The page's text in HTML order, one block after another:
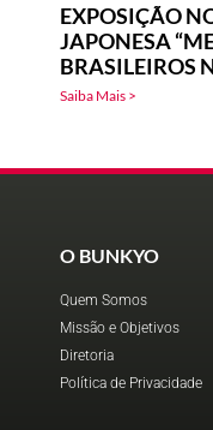
EXPOSIÇÃO
JAPONESA
BRASILEIROS
Saiba Mais >
O BUNKYO
Quem Somos
Missão e Objetivos
Diretoria
Política de Privacidade